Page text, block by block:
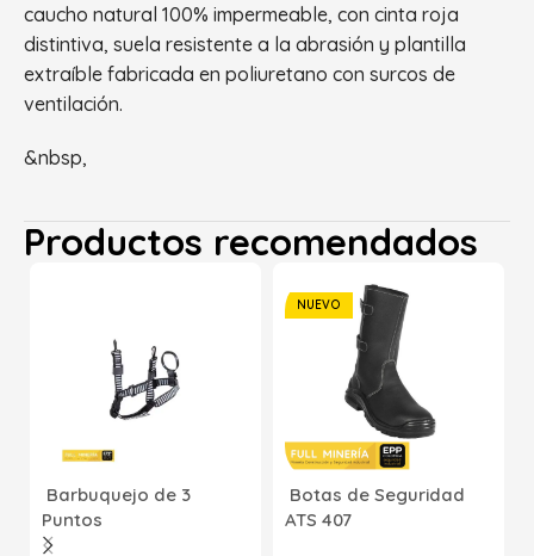
caucho natural 100% impermeable, con cinta roja
distintiva, suela resistente a la abrasión y plantilla
extraíble fabricada en poliuretano con surcos de
ventilación.
&nbsp,
Productos recomendados
Barbuquejo de 3
Puntos
NUEVO
Botas de Seguridad
ATS 407